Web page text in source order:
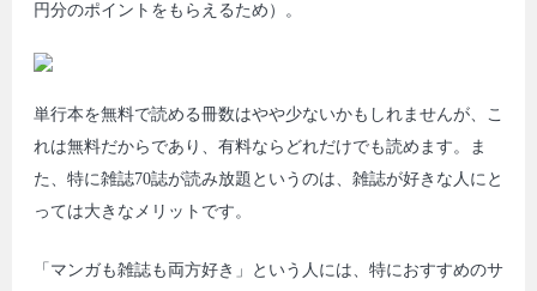
円分のポイントをもらえるため）。
単行本を無料で読める冊数はやや少ないかもしれませんが、こ
れは無料だからであり、有料ならどれだけでも読めます。ま
た、特に雑誌70誌が読み放題というのは、雑誌が好きな人にと
っては大きなメリットです。
「マンガも雑誌も両方好き」という人には、特におすすめのサ